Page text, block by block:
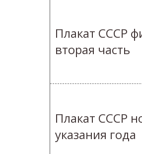
Плакат СССР
вторая часть
Плакат СССР
указания года